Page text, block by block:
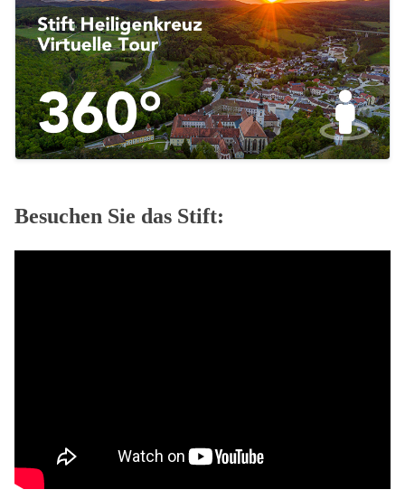
Besuchen Sie das Stift: